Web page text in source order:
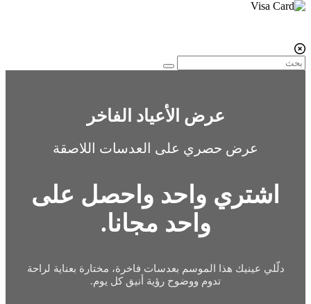
عرض الأعياد الفاخر
عرض حصري على العدسات اللاصقة
اشتري واحد واحصل على
واحد مجانا.
دلّلي عينيك هذا الموسم بعدسات فاخرة، مختارة بعناية لراحة
تدوم ووضوح رؤية أنيق كل يوم.